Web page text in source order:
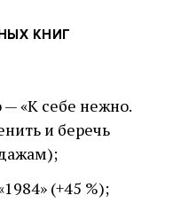
КНИГ
«К себе нежно.
и беречь
(+45 %);